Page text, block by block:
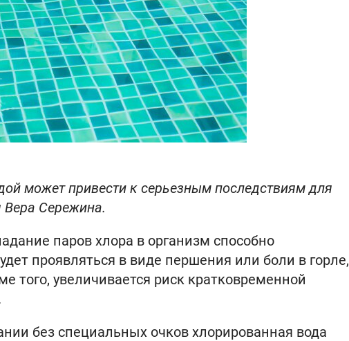
может привести к серьезным последствиям для
Вера Сережина.
паров хлора в организм способно
проявляться в виде першения или боли в горле,
того, увеличивается риск кратковременной
без специальных очков хлорированная вода